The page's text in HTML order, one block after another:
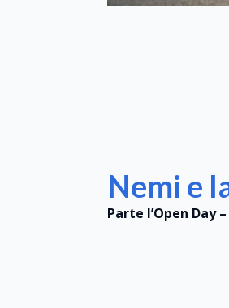
Nemi e
Parte l’Open Day